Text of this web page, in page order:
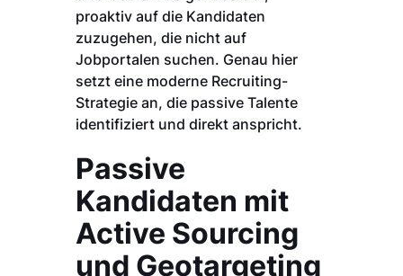
proaktiv auf die Kandidaten
zuzugehen, die nicht auf
Jobportalen suchen. Genau hier
setzt eine moderne Recruiting-
Strategie an, die passive Talente
identifiziert und direkt anspricht.
Passive
Kandidaten mit
Active Sourcing
und Geotargeting